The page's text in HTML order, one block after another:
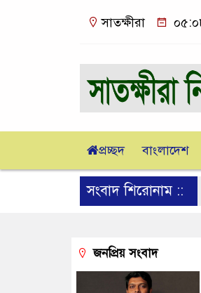
সাতক্ষীরা
প্রচ্ছদ বাংলাদেশ
সংবাদ শিরোনাম ::
জনপ্রিয় সংবাদ